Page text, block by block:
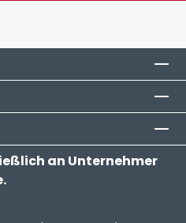
an Unternehmer